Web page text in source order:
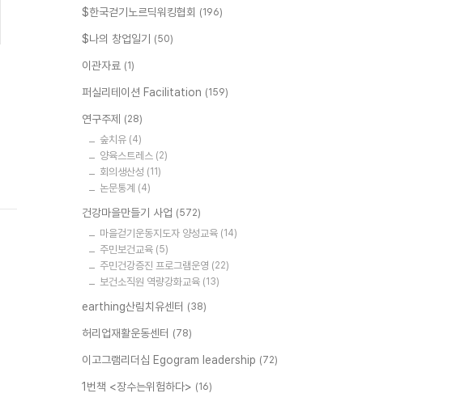
$한국걷기노르딕워킹협회 (196)
$나의 창업일기 (50)
이관자료 (1)
퍼실리테이션 Facilitation (159)
연구주제 (28)
숲치유 (4)
양육스트레스 (2)
회의생산성 (11)
논문통계 (4)
건강마을만들기 사업 (572)
마을걷기운동지도자 양성교육 (14)
주민보건교육 (5)
주민건강증진 프로그램운영 (22)
보건소직원 역량강화교육 (13)
earthing산림치유센터 (38)
허리업재활운동센터 (78)
이고그램리더십 Egogram leadership (72)
1번책 <장수는위험하다> (16)